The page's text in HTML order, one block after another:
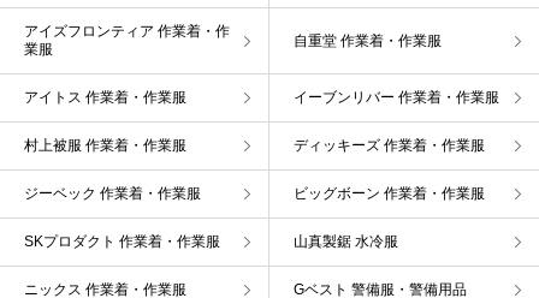
アイズフロンティア 作業着・作
業服
自重堂 作業着・作業服
アイトス 作業着・作業服 イーブンリバー 作業着・作業服
村上被服 作業着・作業服 ディッキーズ 作業着・作業服
ジーベック 作業着・作業服 ビッグボーン 作業着・作業服
SKプロダクト 作業着・作業服 山真製鋸 水冷服
ニックス 作業着・作業服 Gベスト 警備服・警備用品